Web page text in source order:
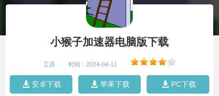
小猴子加速器电脑版下载
工具 时间：2024-04-11
安卓下载 苹果下载 PC下载